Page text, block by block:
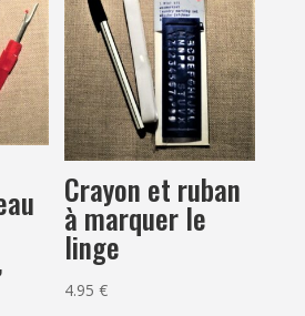
Crayon et ruban
à marquer le
linge
4.95€